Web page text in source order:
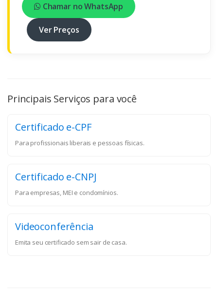
Chamar no WhatsApp
Ver Preços
Principais Serviços para você
Certificado e-CPF
Para profissionais liberais e pessoas físicas.
Certificado e-CNPJ
Para empresas, MEI e condomínios.
Videoconferência
Emita seu certificado sem sair de casa.